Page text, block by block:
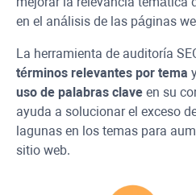
en el análisis de las páginas
La herramienta de auditoría
términos relevantes por tema
uso de palabras clave en su
ayuda a solucionar el exceso
lagunas en los temas para
sitio web.